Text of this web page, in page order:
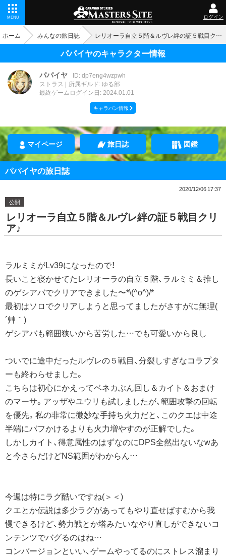
MENU ログイン
ホーム みんなの旅日誌 レリオーラ自立５階＆ルヴレ絆の証５戦目クリア♪
パパイヤのキャラクター情報
パパイヤ
ID: dp7eng4wzpwh
ストラス
所属ギルド: ゆる部
最終ゲームログイン日: 2024.01.01
キャラバン情報
マイページ 旅日誌 図鑑
パパイヤの旅日誌
2020/12/06 17:37
公開
レリオーラ自立５階＆ルヴレ絆の証５戦目クリ
ア♪
ラルミミがLv39になったので！
長いこと寝かせてたレリオーラの自立５階、ラルミミ＆推し
のゲシアバでクリアできました〜*\(^o^)/*
最初はソロでクリアしようと思ってましたがさすがに無理(
´艸｀)
ゲシアバも範囲狭いから苦労した…でも可愛いから良し
ついでに途中だったルヴレの５戦目、分裂しすぎなコラプタ
ーも終わらせました。
こちらは初心にかえってベネカぶん回し＆カイト＆おまけ
のマーサ。アッザやユウリも試しましたが、範囲攻撃の回転
を優先。私の非常に微妙な手持ち火力だと、このクエは中途
半端にバフかけるよりも火力増やすのが正解でした。
しかしカイト、得意属性のはずなのにDPS全然出ないなwあ
と今さらだけどNS範囲がわからん…
今週は特にラグ酷いですね(＞＜)
クエとか伝説は多少ラグがあってもやり直せばすむから我
慢できるけど、勢力戦とか塔みたいなやり直しができないコ
ンテンツでバグるのはね…
コンバージョンといい、ゲームやってるのにストレス溜まり